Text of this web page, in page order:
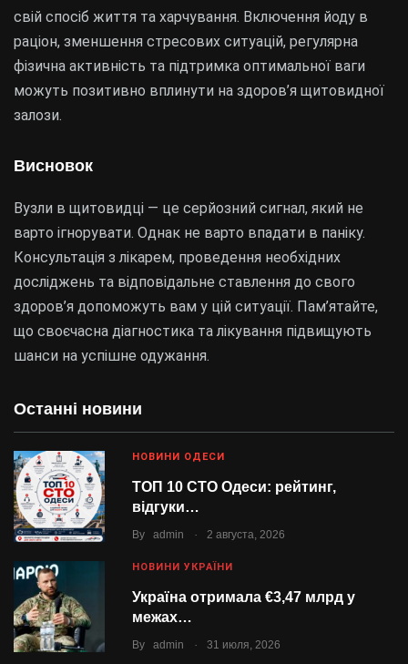
Останні новини
НОВИНИ ОДЕСИ
ТОП 10 СТО Одеси: рейтинг,
відгуки…
By admin . 2 августа, 2026
НОВИНИ УКРАЇНИ
Україна отримала €3,47 млрд у
межах…
By admin . 31 июля, 2026
свій спосіб життя та харчування. Включення йоду в
раціон, зменшення стресових ситуацій, регулярна
фізична активність та підтримка оптимальної ваги
можуть позитивно вплинути на здоров’я щитовидної
залози.
Висновок
Вузли в щитовидці — це серйозний сигнал, який не
варто ігнорувати. Однак не варто впадати в паніку.
Консультація з лікарем, проведення необхідних
досліджень та відповідальне ставлення до свого
здоров’я допоможуть вам у цій ситуації. Пам’ятайте,
що своєчасна діагностика та лікування підвищують
шанси на успішне одужання.